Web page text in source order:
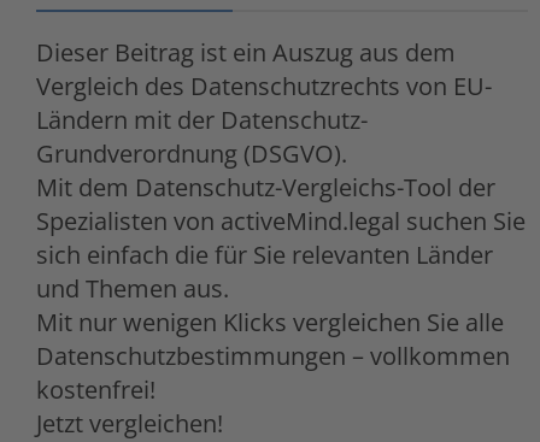
Dieser Beitrag ist ein Auszug aus dem
Vergleich des Datenschutzrechts von EU-
Ländern mit der Datenschutz-
Grundverordnung (DSGVO).
Mit dem Datenschutz-Vergleichs-Tool der
Spezialisten von activeMind.legal suchen Sie
sich einfach die für Sie relevanten Länder
und Themen aus.
Mit nur wenigen Klicks vergleichen Sie alle
Datenschutzbestimmungen – vollkommen
kostenfrei!
Jetzt vergleichen!